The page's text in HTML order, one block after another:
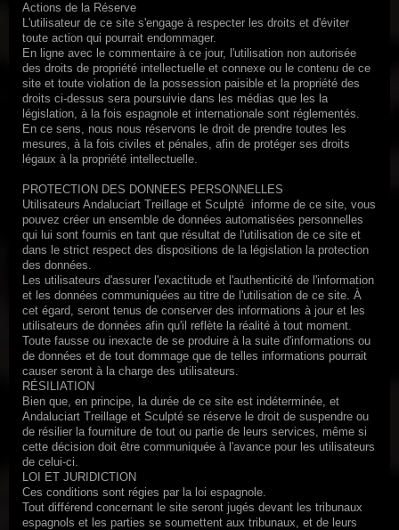
Actions de la Réserve
L'utilisateur de ce site s'engage à respecter les droits et d'éviter
toute action qui pourrait endommager.
En ligne avec le commentaire à ce jour, l'utilisation non autorisée
des droits de propriété intellectuelle et connexe ou le contenu de ce
site et toute violation de la possession paisible et la propriété des
droits ci-dessus sera poursuivie dans les médias que les la
législation, à la fois espagnole et internationale sont réglementés.
En ce sens, nous nous réservons le droit de prendre toutes les
mesures, à la fois civiles et pénales, afin de protéger ses droits
légaux à la propriété intellectuelle.
PROTECTION DES DONNEES PERSONNELLES
Utilisateurs Andaluciart Treillage et Sculpté informe de ce site, vous
pouvez créer un ensemble de données automatisées personnelles
qui lui sont fournis en tant que résultat de l'utilisation de ce site et
dans le strict respect des dispositions de la législation la protection
des données.
Les utilisateurs d'assurer l'exactitude et l'authenticité de l'information
et les données communiquées au titre de l'utilisation de ce site. À
cet égard, seront tenus de conserver des informations à jour et les
utilisateurs de données afin qu'il reflète la réalité à tout moment.
Toute fausse ou inexacte de se produire à la suite d'informations ou
de données et de tout dommage que de telles informations pourrait
causer seront à la charge des utilisateurs.
RÉSILIATION
Bien que, en principe, la durée de ce site est indéterminée, et
Andaluciart Treillage et Sculpté se réserve le droit de suspendre ou
de résilier la fourniture de tout ou partie de leurs services, même si
cette décision doit être communiquée à l'avance pour les utilisateurs
de celui-ci.
LOI ET JURIDICTION
Ces conditions sont régies par la loi espagnole.
Tout différend concernant le site seront jugés devant les tribunaux
espagnols et les parties se soumettent aux tribunaux, et de leurs